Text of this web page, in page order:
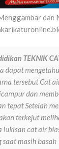
dan
TEKNIK
dapat
tersebut Cat
dan
tepat Setelah
terkejut
lukisan cat air
saat masih basah